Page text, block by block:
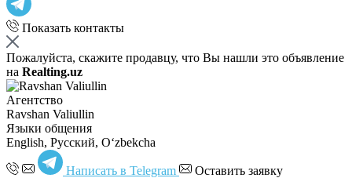
Показать контакты
Пожалуйста, скажите продавцу, что Вы нашли это объявление
на Realting.uz
Агентство
Ravshan Valiullin
Языки общения
English, Русский, Oʻzbekcha
Написать в Telegram Оставить заявку